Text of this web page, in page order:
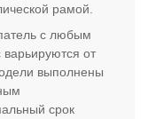
рамой.
с любым
от
выполнены
срок